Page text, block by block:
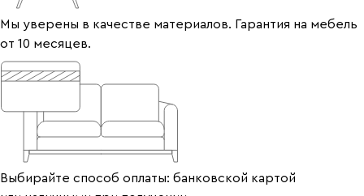
Мы уверены в качестве материалов. Гарантия на мебель
от 10 месяцев.
Выбирайте способ оплаты: банковской картой